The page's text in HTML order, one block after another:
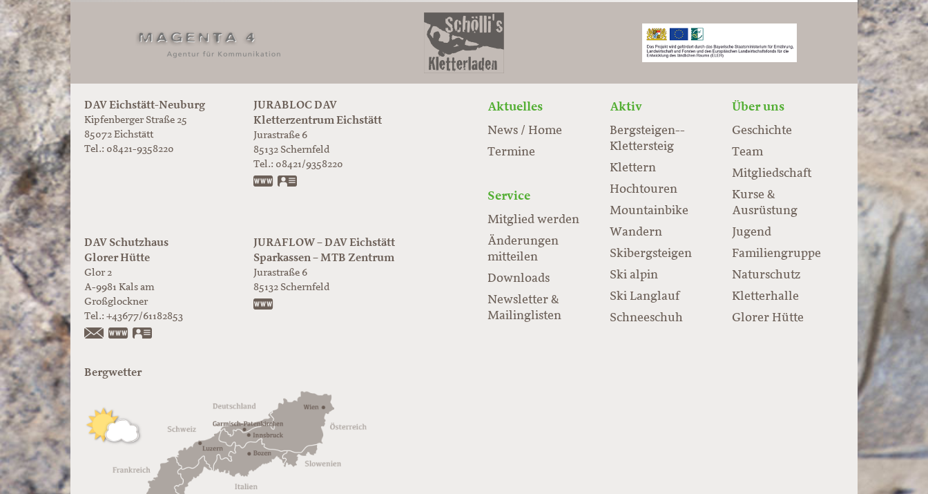
DAV Eichstätt-Neuburg
Kipfenberger Straße 25
85072 Eichstätt
Tel.: 08421-9358220
JURABLOC DAV
Kletterzentrum Eichstätt
Jurastraße 6
85132 Schernfeld
Tel.: 08421/9358220
www.jurabloc.de
DAV Schutzhaus
Glorer Hütte
Glor 2
A-9981 Kals am
Großglockner
Tel.: +43677/61182853
https://www.glorer-huette.at/
JURAFLOW – DAV Eichstätt
Sparkassen – MTB Zentrum
Jurastraße 6
85132 Schernfeld
Aktuelles
News / Home
Termine
Aktiv
Bergsteigen-­
Klettersteig
Klettern
Hochtouren
Mountainbike
Wandern
Skibergsteigen
Ski alpin
Ski Langlauf
Schneeschuh
Über uns
Geschichte
Team
Mitgliedschaft
Kurse &
Ausrüstung
Jugend
Familiengruppe
Naturschutz
Kletterhalle
Glorer Hütte
Service
Mitglied werden
Änderungen
mitteilen
Downloads
Newsletter &
Mailinglisten
Bergwetter